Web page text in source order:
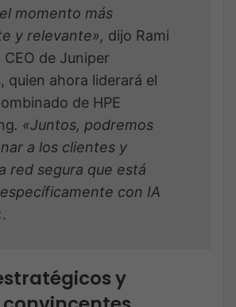
momento más
y relevante», dijo Rami
CEO de Juniper
quien ahora liderará el
de HPE
. «Juntos, podremos
a los clientes y
red segura que está
con IA
y